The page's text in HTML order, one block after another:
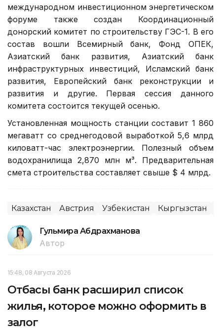
международном инвестиционном энергетическом
форуме также создан Координационный
донорский комитет по строительству ГЭС-1. В его
состав вошли Всемирный банк, Фонд ОПЕК,
Азиатский банк развития, Азиатский банк
инфраструктурных инвестиций, Исламский банк
развития, Европейский банк реконструкции и
развития и другие. Первая сессия данного
комитета состоится текущей осенью.
Установленная мощность станции составит 1 860
мегаватт со среднегодовой выработкой 5,6 млрд
киловатт-час электроэнергии. Полезный объем
водохранилища 2,870 млн м³. Предварительная
смета строительства составляет свыше $ 4 млрд.
Казахстан Австрия Узбекистан Кыргызстан
Гульмира Абдрахманова
Автор
15:48, 08 Августа 2026
Отбасы банк расширил список
жилья, которое можно оформить в
залог